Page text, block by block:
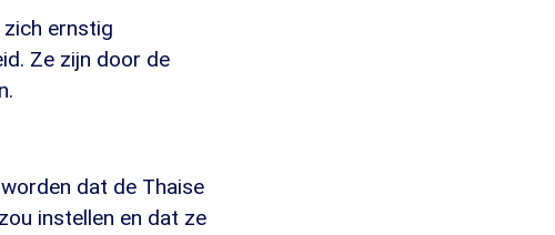
ernstig
Ze zijn door de
dat de Thaise
instellen en dat ze